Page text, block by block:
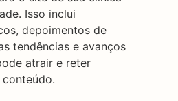
Isso inclui
depoimentos de
tendências e avanços
atrair e reter